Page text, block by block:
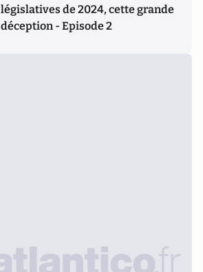
législatives de 2024, cette grande
déception - Episode 2